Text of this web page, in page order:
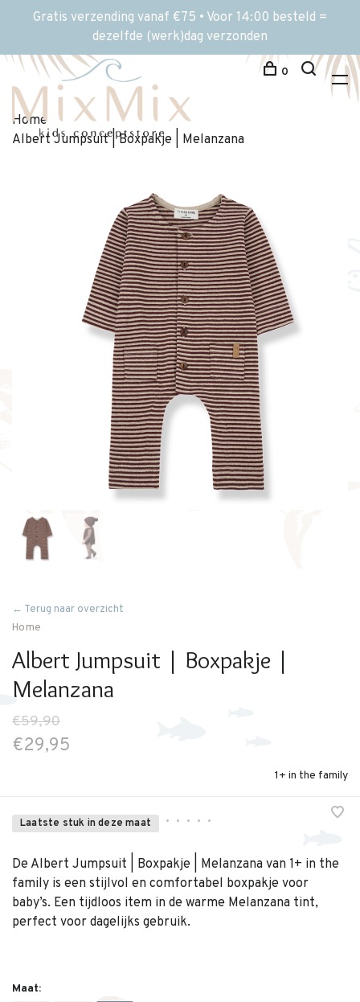
Gratis verzending vanaf €75 • Voor 14:00 besteld =
dezelfde (werk)dag verzonden
0
Home
Albert Jumpsuit | Boxpakje | Melanzana
← Terug naar overzicht
Home
Albert Jumpsuit | Boxpakje |
Melanzana
€59,90
€29,95
1+ in the family
Laatste stuk in deze maat • • • • •
De Albert Jumpsuit | Boxpakje | Melanzana van 1+ in the
family is een stijlvol en comfortabel boxpakje voor
baby’s. Een tijdloos item in de warme Melanzana tint,
perfect voor dagelijks gebruik.
Maat: